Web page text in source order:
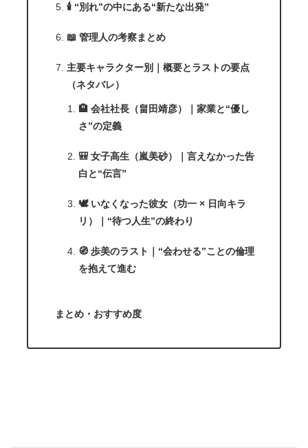
🕯️ “別れ”の中にある“新たな出発”
📖 管理人の考察まとめ
主要キャラクター別｜概要とラストの要点
（ネタバレ）
🏨 会社社長（畠田靖彦）｜家業と“優し
さ”の定義
🎒 女子高生（嵐美砂）｜言えなかった告
白と“伝言”
🕊️ いなくなった彼女（功一 × 日向キラ
リ）｜“待つ人生”の終わり
🧭 歩美のラスト｜“会わせる”ことの倫理
を抱えて進む
まとめ・おすすめ度